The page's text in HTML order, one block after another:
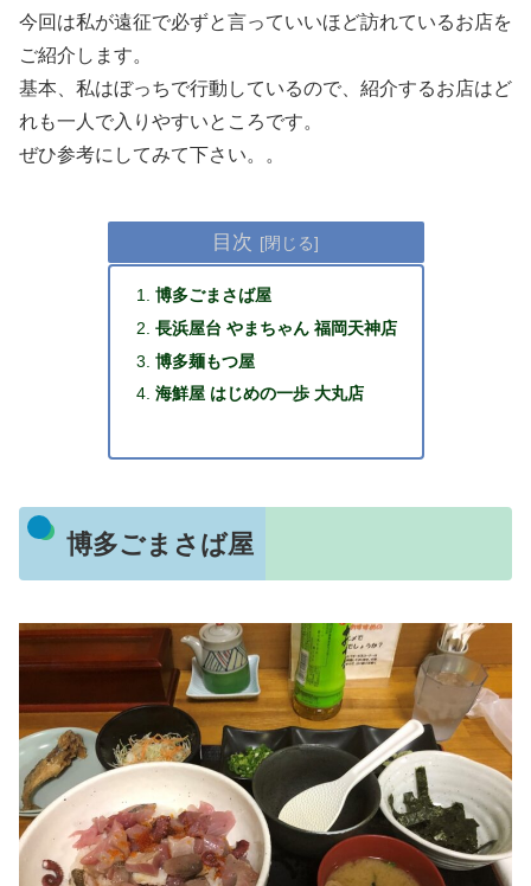
今回は私が遠征で必ずと言っていいほど訪れているお店を
ご紹介します。
基本、私はぼっちで行動しているので、紹介するお店はど
れも一人で入りやすいところです。
ぜひ参考にしてみて下さい。。
目次
博多ごまさば屋
長浜屋台 やまちゃん 福岡天神店
博多麺もつ屋
海鮮屋 はじめの一歩 大丸店
博多ごまさば屋